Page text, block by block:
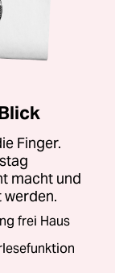
Finger.
macht und
frei Haus